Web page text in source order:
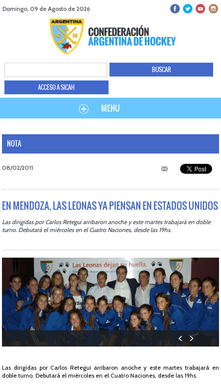
Domingo, 09 de Agosto de 2026
ACCESO A SICAH
MENU
NOTA
08/02/2011
EN MENDOZA, LAS LEONAS YA PIENSAN EN ESTADOS UNIDOS
Las dirigidas por Carlos Retegui arribaron anoche y este martes trabajará en doble
turno. Debutará el miércoles en el Cuatro Naciones, desde las 19hs.
Las dirigidas por Carlos Retegui arribaron anoche y este martes trabajará en
doble turno. Debutará el miércoles en el Cuatro Naciones, desde las 19hs.